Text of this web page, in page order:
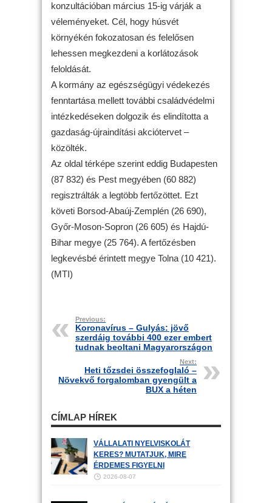
konzultációban március 15-ig várják a
véleményeket. Cél, hogy húsvét
környékén fokozatosan és felelősen
lehessen megkezdeni a korlátozások
feloldását.
A kormány az egészségügyi védekezés
fenntartása mellett további családvédelmi
intézkedéseken dolgozik és elindította a
gazdaság-újraindítási akciótervet –
közölték.
Az oldal térképe szerint eddig Budapesten
(87 832) és Pest megyében (60 882)
regisztrálták a legtöbb fertőzöttet. Ezt
követi Borsod-Abaúj-Zemplén (26 690),
Győr-Moson-Sopron (26 605) és Hajdú-
Bihar megye (25 764). A fertőzésben
legkevésbé érintett megye Tolna (10 421).
(MTI)
Previous:
Koronavírus – Gulyás: jövő
szerdáig további 400 ezer embert
tudnak beoltani Magyarországon
Next:
Heti tőzsdei összefoglaló –
Növekvő forgalomban gyengült a
BUX a héten
CÍMLAP HÍREK
VÁLLALATI NYELVISKOLÁT
KERES? MUTATJUK, MIRE
ÉRDEMES FIGYELNI
2026-08-07